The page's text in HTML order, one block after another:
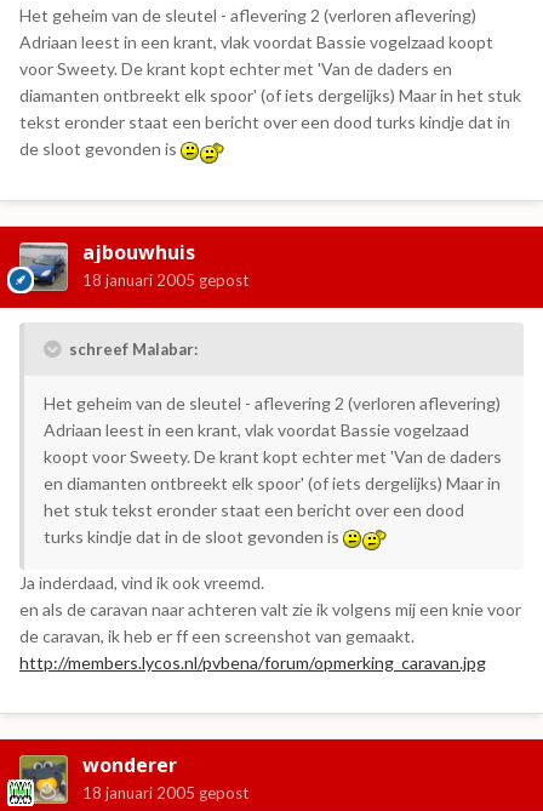
Het geheim van de sleutel - aflevering 2 (verloren aflevering)
Adriaan leest in een krant, vlak voordat Bassie vogelzaad koopt
voor Sweety. De krant kopt echter met 'Van de daders en
diamanten ontbreekt elk spoor' (of iets dergelijks) Maar in het stuk
tekst eronder staat een bericht over een dood turks kindje dat in
de sloot gevonden is
ajbouwhuis
18 januari 2005 gepost
schreef Malabar:
Het geheim van de sleutel - aflevering 2 (verloren aflevering)
Adriaan leest in een krant, vlak voordat Bassie vogelzaad
koopt voor Sweety. De krant kopt echter met 'Van de daders
en diamanten ontbreekt elk spoor' (of iets dergelijks) Maar in
het stuk tekst eronder staat een bericht over een dood
turks kindje dat in de sloot gevonden is
Ja inderdaad, vind ik ook vreemd.
en als de caravan naar achteren valt zie ik volgens mij een knie voor
de caravan, ik heb er ff een screenshot van gemaakt.
http://members.lycos.nl/pvbena/forum/opmerking_caravan.jpg
wonderer
18 januari 2005 gepost